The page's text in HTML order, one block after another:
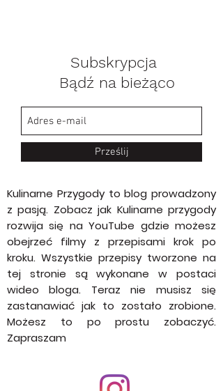
Subskrypcja
Bądź na bieżąco
Kulinarne Przygody to blog prowadzony
z pasją. Zobacz jak Kulinarne przygody
rozwija się na YouTube gdzie możesz
obejrzeć filmy z przepisami krok po
kroku. Wszystkie przepisy tworzone na
tej stronie są wykonane w postaci
wideo bloga. Teraz nie musisz się
zastanawiać jak to zostało zrobione.